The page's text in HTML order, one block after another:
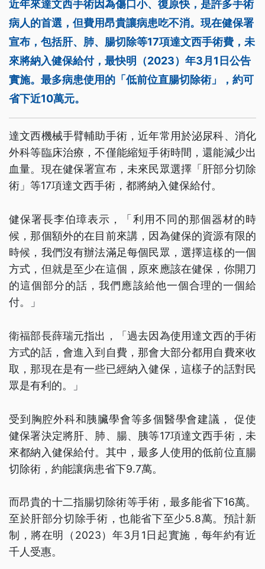
近年來達文西手術因為傷口小、復原快，是許多手術
病人的首選，但費用昂貴讓病患吃不消。現在健保署
宣布，包括肝、肺、腸切除等17項達文西手術費，未
來將納入健保給付，最快明（2023）年3月1日公告
實施。最多病患使用的「低前位直腸切除術」，約可
省下近10萬元。
達文西機械手臂輔助手術，近年常用於泌尿科、消化
外科等臨床治療，不僅能縮短手術時間，還能減少出
血量。現在健保署宣布，未來民眾選擇「肝部分切除
術」等17項達文西手術，都將納入健保給付。
健保署長李伯璋表示，「利用不同的那個器材的時
候，那個額外的在目前來講，因為健保的資源有限的
時候，我們沒有辦法滿足每個民眾，選擇這樣的一個
方式，但就是至少在這個，原來應該在健保，你開刀
的這個部分的話，我們應該給他一個合理的一個給
付。」
衛福部長薛瑞元指出，「過去因為使用達文西的手術
方式的話，會進入到自費，那會大部分都用自費來收
取，那現在是有一些已經納入健保，這樣子的話對民
眾是有利的。」
受到胸腔外科和胰臟學會等多個醫學會建議， 促使
健保署決定將肝、肺、腸、胰等17項達文西手術，未
來都納入健保給付。其中，最多人使用的低前位直腸
切除術，約能讓病患省下9.7萬。
而昂貴的十二指腸切除術等手術，最多能省下16萬。
至於肝部分切除手術，也能省下至少5.8萬。預計新
制，將在明（2023）年3月1日起實施，每年約有近
千人受惠。